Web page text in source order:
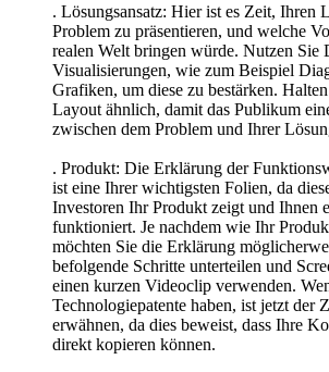
. Lösungsansatz: Hier ist es Zeit, Ihren
Problem zu präsentieren, und welche
realen Welt bringen würde. Nutzen Sie
Visualisierungen, wie zum Beispiel
Grafiken, um diese zu bestärken.
Layout ähnlich, damit das Publikum
zwischen dem Problem und Ihrer
. Produkt: Die Erklärung der
ist eine Ihrer wichtigsten Folien, da
Investoren Ihr Produkt zeigt und Ihnen
funktioniert. Je nachdem wie Ihr
möchten Sie die Erklärung
befolgende Schritte unterteilen und
einen kurzen Videoclip verwenden.
Technologiepatente haben, ist jetzt der
erwähnen, da dies beweist, dass Ihre
direkt kopieren können.